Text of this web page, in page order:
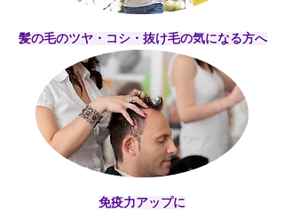
髪の毛のツヤ・コシ・抜け毛の気になる方へ
​免疫力アップに